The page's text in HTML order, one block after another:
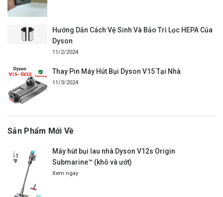
Hướng Dẫn Cách Vệ Sinh Và Bảo Trì Lọc HEPA Của
Dyson
11/2/2024
Thay Pin Máy Hút Bụi Dyson V15 Tại Nhà
11/3/2024
Sản Phẩm Mới Về
Máy hút bụi lau nhà Dyson V12s Origin
Submarine™ (khô và ướt)
Xem ngay